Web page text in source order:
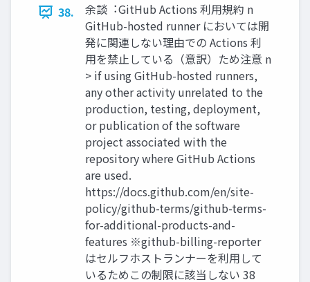
38.
余談︓GitHub Actions 利⽤規約 n
GitHub-hosted runner においては開
発に関連しない理由での Actions 利
⽤を禁⽌している（意訳）ため注意 n
> if using GitHub-hosted runners,
any other activity unrelated to the
production, testing, deployment,
or publication of the software
project associated with the
repository where GitHub Actions
are used.
https://docs.github.com/en/site-
policy/github-terms/github-terms-
for-additional-products-and-
features ※github-billing-reporter
はセルフホストランナーを利⽤して
いるためこの制限に該当しない 38